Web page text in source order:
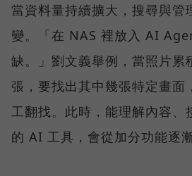
當資料量持續擴大，搜尋與管
變。「在 NAS 裡放入 AI
缺。」劉文義舉例，當照片累
張，要找出其中幾張特定畫面
工翻找。此時，能理解內容、
的 AI 工具，會從加分功能逐